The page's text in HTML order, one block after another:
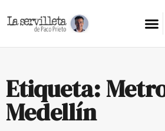
Etiqueta:
Medellín